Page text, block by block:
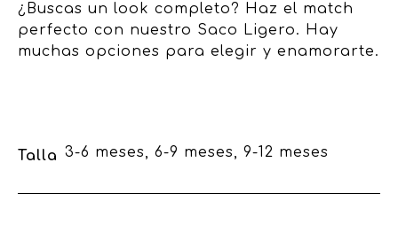
¿Buscas un look completo? Haz el match
perfecto con nuestro Saco Ligero. Hay
muchas opciones para elegir y enamorarte.
Talla 3-6 meses, 6-9 meses, 9-12 meses